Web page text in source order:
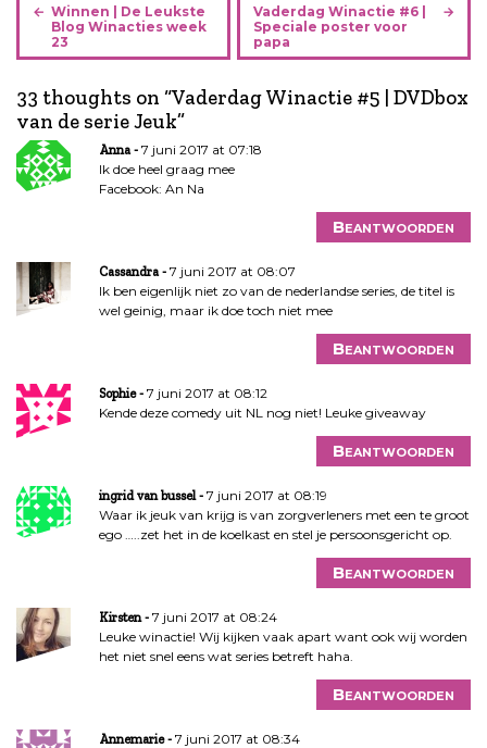
r
c
h
t
n
a
g
a
t
Winnen | De Leukste
Blog Winacties week
23
Vaderdag Winactie #6 |
Speciale poster voor
papa
33 thoughts on “Vaderdag Winactie #5 | DVDbox
van de serie Jeuk”
Anna
7 juni 2017 at 07:18
Ik doe heel graag mee
Facebook: An Na
Beantwoorden
Cassandra
7 juni 2017 at 08:07
Ik ben eigenlijk niet zo van de nederlandse series, de titel is
wel geinig, maar ik doe toch niet mee
Beantwoorden
Sophie
7 juni 2017 at 08:12
Kende deze comedy uit NL nog niet! Leuke giveaway
Beantwoorden
ingrid van bussel
7 juni 2017 at 08:19
Waar ik jeuk van krijg is van zorgverleners met een te groot
ego …..zet het in de koelkast en stel je persoonsgericht op.
Beantwoorden
Kirsten
7 juni 2017 at 08:24
Leuke winactie! Wij kijken vaak apart want ook wij worden
het niet snel eens wat series betreft haha.
Beantwoorden
Annemarie
7 juni 2017 at 08:34